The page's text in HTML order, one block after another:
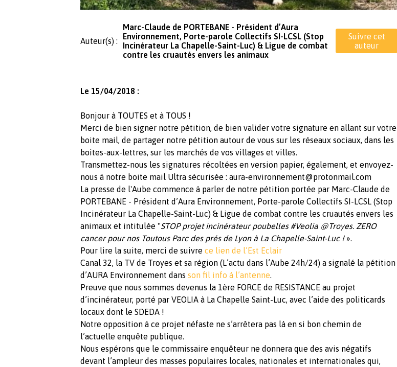
Auteur(s) :
Marc-Claude de PORTEBANE - Président d’Aura
Environnement, Porte-parole Collectifs SI-LCSL (Stop
Incinérateur La Chapelle-Saint-Luc) & Ligue de combat
contre les cruautés envers les animaux
Suivre cet
auteur
Le 15/04/2018 :
Bonjour à TOUTES et à TOUS !
Merci de bien signer notre pétition, de bien valider votre signature en allant sur votre
boite mail, de partager notre pétition autour de vous sur les réseaux sociaux, dans les
boites-aux-lettres, sur les marchés de vos villages et villes.
Transmettez-nous les signatures récoltées en version papier, également, et envoyez-
nous à notre boite mail Ultra sécurisée : aura-environnement@protonmail.com
La presse de l'Aube commence à parler de notre pétition portée par Marc-Claude de
PORTEBANE - Président d’Aura Environnement, Porte-parole Collectifs SI-LCSL (Stop
Incinérateur La Chapelle-Saint-Luc) & Ligue de combat contre les cruautés envers les
animaux et intitulée "STOP projet incinérateur poubelles #Veolia @Troyes. ZERO
cancer pour nos Toutous Parc des prés de Lyon à La Chapelle-Saint-Luc !».
Pour lire la suite, merci de suivre ce lien de l’Est Eclair
Canal 32, la TV de Troyes et sa région (L’actu dans l’Aube 24h/24) a signalé la pétition
d’AURA Environnement dans son fil info à l’antenne.
Preuve que nous sommes devenus la 1ère FORCE de RESISTANCE au projet
d’incinérateur, porté par VEOLIA à La Chapelle Saint-Luc, avec l’aide des politicards
locaux dont le SDEDA !
Notre opposition à ce projet néfaste ne s’arrêtera pas là en si bon chemin de
l’actuelle enquête publique.
Nous espérons que le commissaire enquêteur ne donnera que des avis négatifs
devant l’ampleur des masses populaires locales, nationales et internationales qui,